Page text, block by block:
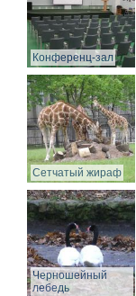
Конференц-зал
Сетчатый жираф
Черношейный
лебедь